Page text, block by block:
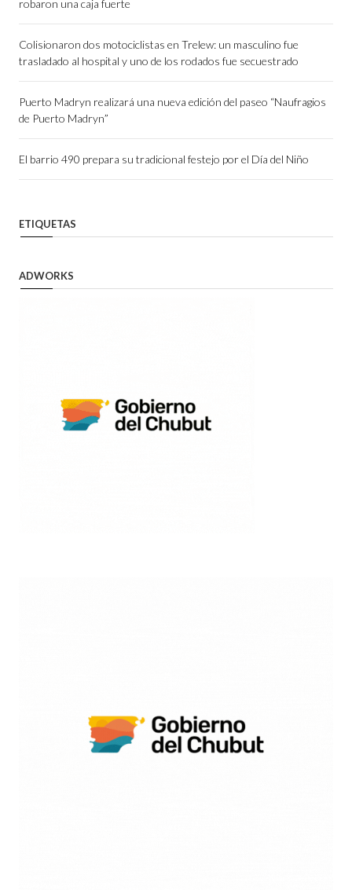
robaron una caja fuerte
Colisionaron dos motociclistas en Trelew: un masculino fue
trasladado al hospital y uno de los rodados fue secuestrado
Puerto Madryn realizará una nueva edición del paseo “Naufragios
de Puerto Madryn”
El barrio 490 prepara su tradicional festejo por el Día del Niño
ETIQUETAS
ADWORKS